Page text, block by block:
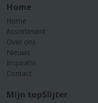
Home
Home
Assortiment
Over ons
Nieuws
Inspiratie
Contact
Mijn topSlijter